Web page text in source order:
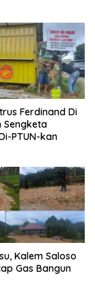
Ferdinand Di
Sengketa
PTUN-kan
Kalem Saloso
Gas Bangun